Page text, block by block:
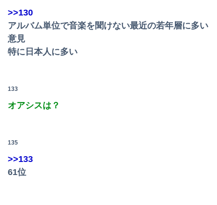
>>130
アルバム単位で音楽を聞けない最近の若年層に多い
意見
特に日本人に多い
133
オアシスは？
135
>>133
61位